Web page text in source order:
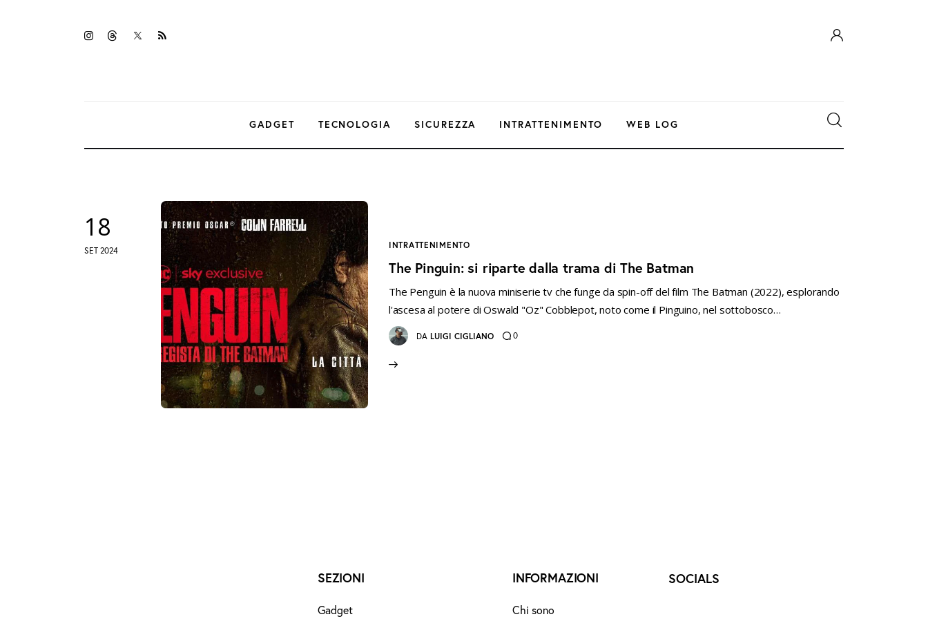
instagramm
threadstwitter-
rss
GADGET TECNOLOGIA SICUREZZA INTRATTENIMENTO WEB LOG
18
SET 2024
INTRATTENIMENTO
The Pinguin: si riparte dalla trama di The Batman
The Penguin è la nuova miniserie tv che funge da spin-off del film The Batman (2022), esplorando
l'ascesa al potere di Oswald "Oz" Cobblepot, noto come il Pinguino, nel sottobosco…
DA LUIGI CIGLIANO 0
SEZIONI
Gadget
INFORMAZIONI
Chi sono
SOCIALS